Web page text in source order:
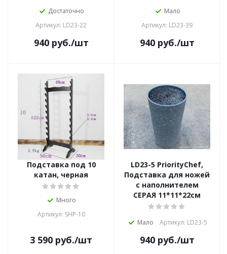
Достаточно
Артикул: LD23-22
940руб./шт
Мало
Артикул: LD23-39
940руб./шт
Подставка под 10
катан, черная
Много
Артикул: SHP-10
3 590 руб./шт
LD23-5 PriorityChef,
Подставка для ножей
с наполнителем
СЕРАЯ 11*11*22см
Мало Артикул: LD23-5
940руб./шт